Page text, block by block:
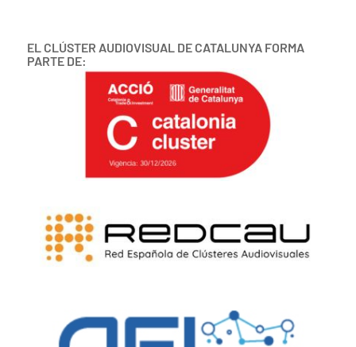
EL CLÚSTER AUDIOVISUAL DE CATALUNYA FORMA
PARTE DE: